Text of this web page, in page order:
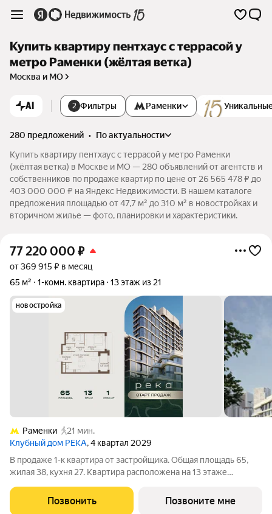
Купить квартиру пентхаус с террасой у
метро Раменки (жёлтая ветка)
Москва и МО
AI 2 Фильтры Раменки
280 предложений •
по актуальности
Купить квартиру пентхаус с террасой у метро Раменки
(жёлтая ветка) в Москве и МО — 280 объявлений от агентств и
собственников по продаже квартир по цене от 26 565 478 ₽ до
403 000 000 ₽ на Яндекс Недвижимости. В нашем каталоге
предложения площадью от 47,7 м² до 310 м² в новостройках и
вторичном жилье — фото, планировки и характеристики.
77 220 000 ₽
от 369 915 ₽ в месяц
65 м²
1-комн. квартира 13 этаж из 21
новостройка
Раменки
21 мин.
Клубный дом РЕКА, 4 квартал 2029
В продаже 1-к квартира от застройщика. Общая площадь 65,
жилая 38, кухня 27. Квартира расположена на 13 этаже
кв. 2029 года. Высота потолка до 3.65 метра в квартирах и до
4,5 м в
Позвонить Позвоните мне